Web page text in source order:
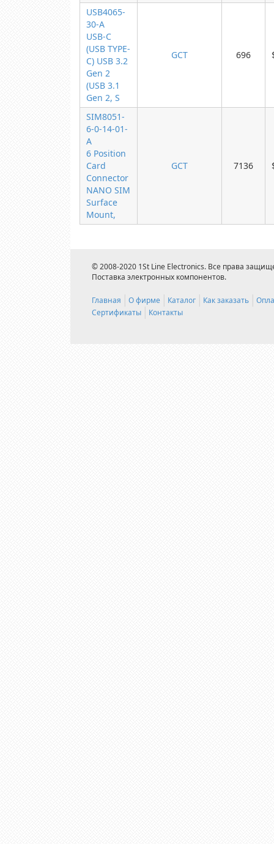
USB4065-
30-A
USB-C
(USB TYPE-
C) USB 3.2
Gen 2
(USB 3.1
Gen 2, S
GCT 696
SIM8051-
6-0-14-01-
A
6 Position
Card
Connector
NANO SIM
Surface
Mount,
GCT 7136
© 2008-2020 1St Line Electronics. Все права
Поставка электронных компонентов.
Главная О фирме Каталог Как заказать
Сертификаты
Контакты